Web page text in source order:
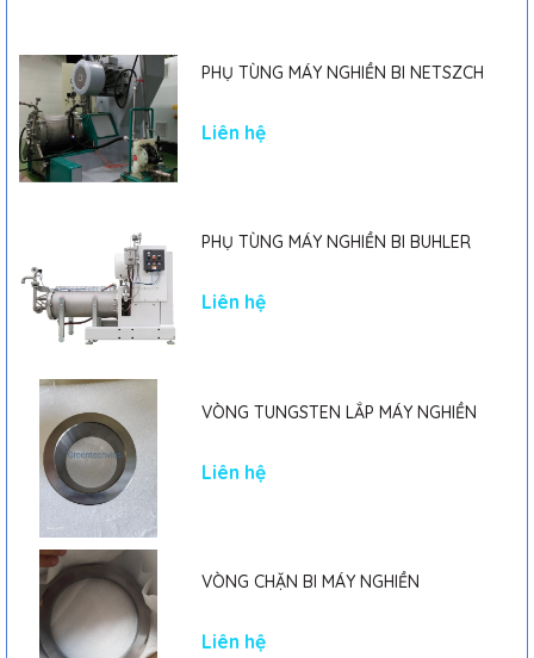
PHỤ TÙNG MÁY NGHIỀN BI NETSZCH
Liên hệ
PHỤ TÙNG MÁY NGHIỀN BI BUHLER
Liên hệ
VÒNG TUNGSTEN LẮP MÁY NGHIỀN
Liên hệ
VÒNG CHẶN BI MÁY NGHIỀN
Liên hệ